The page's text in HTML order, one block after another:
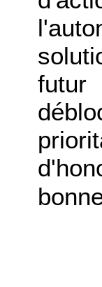
futur